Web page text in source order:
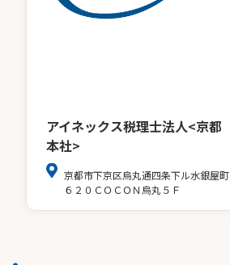
アイネックス税理士法人<京都
本社>
京都市下京区烏丸通四条下ル水銀屋町
６２０ＣＯＣＯＮ烏丸５Ｆ